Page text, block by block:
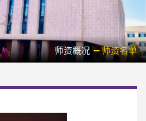
师资概况 师资名单